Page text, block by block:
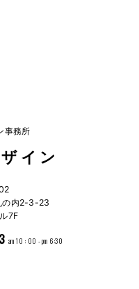
事務所
イン
の内2-3-23
7F
am 10 : 00 - pm 6:30